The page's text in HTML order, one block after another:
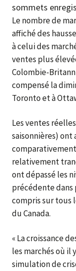
sommets
Le nombre de
affiché des
à celui des
ventes plus
Colombie-
compensé la
Toronto et à
Les ventes
saisonnières) ont
relativement
ont dépassé les
précédente dans
compris sur tous
du Canada.
« La croissance
les marchés où il
simulation de